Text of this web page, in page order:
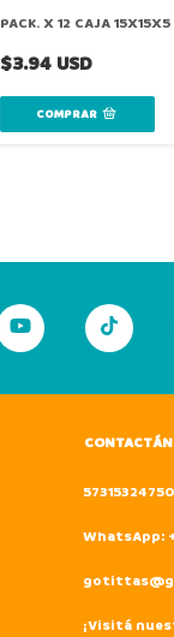
PACK. X 12 CAJA
$3.94 USD
WhatsApp:
¡Visitá